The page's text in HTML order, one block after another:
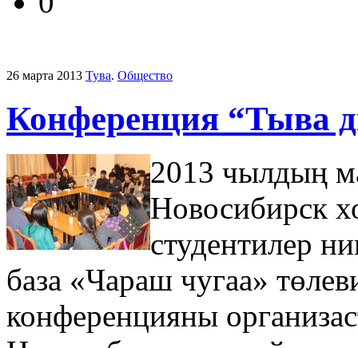
26 марта 2013 Тува. Общество
Конференция “Тыва
2013 чылдың
Новосибирск
студентилер
база «Чараш чугаа»
конференцияны